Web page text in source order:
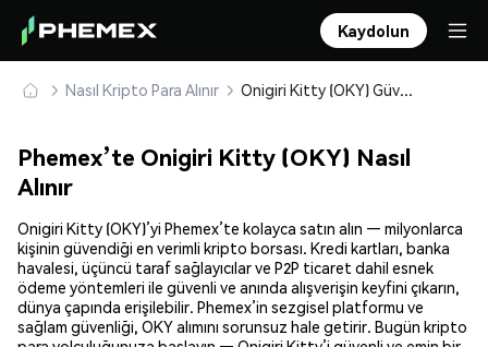
Kaydolun
Nasıl Kripto Para Alınır Onigiri Kitty (OKY) Güvenle Satın Alın ve Saklayın
Phemex’te Onigiri Kitty (OKY) Nasıl
Alınır
Onigiri Kitty (OKY)’yi Phemex’te kolayca satın alın — milyonlarca
kişinin güvendiği en verimli kripto borsası. Kredi kartları, banka
havalesi, üçüncü taraf sağlayıcılar ve P2P ticaret dahil esnek
ödeme yöntemleri ile güvenli ve anında alışverişin keyfini çıkarın,
dünya çapında erişilebilir. Phemex’in sezgisel platformu ve
sağlam güvenliği, OKY alımını sorunsuz hale getirir. Bugün kripto